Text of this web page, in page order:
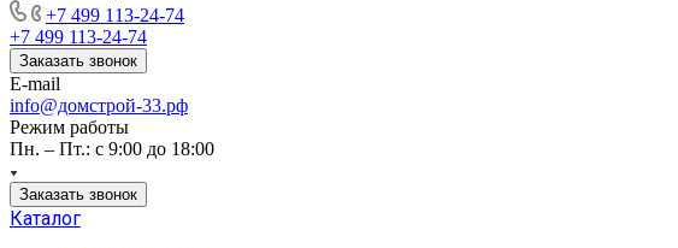
+7 499 113-24-74
+7 499 113-24-74
Заказать звонок
E-mail
info@домстрой-33.рф
Режим работы
Пн. – Пт.: с 9:00 до 18:00
Заказать звонок
Каталог